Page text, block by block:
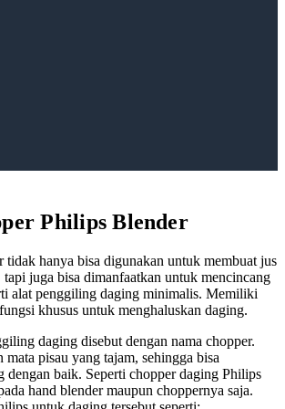
Philips Blender
tidak hanya bisa digunakan untuk membuat jus
tapi juga bisa dimanfaatkan untuk mencincang
alat penggiling daging minimalis. Memiliki
khusus untuk menghaluskan daging.
daging disebut dengan nama chopper.
pisau yang tajam, sehingga bisa
dengan baik. Seperti chopper daging Philips
hand blender maupun choppernya saja.